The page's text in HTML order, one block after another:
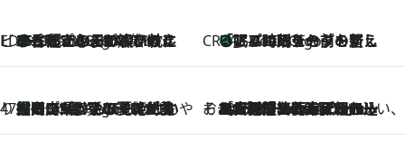
ビューティいいもの集め EDITORS' BEST
3 Hours Ago
35℃超えの日の夜、枕にひと吹き！ BAUMのルームスプレーが、ひのきの香りで心まで解きほぐす CREA'S CHOICE
3 Hours Ago
「眠る時刻をセットする」——眠りの前を整える、バルミューダの新しいアプローチ
47都道府県の手みやげ ひんやりスイーツで夏を満喫
3 Hours Ago
【岡山県】この夏絶対食べたい 冷やしておいしいおやつ3選 フルーツが主役のプリンやアイスが勢揃い そおだよおこの関西おいしい、おやつ紀行
2026.8.9
［大阪府箕面市］一皿一皿目の前で仕上げられる、料理を巧みに組み込んだアシェットデセールコース「ミチル アシェット デセール（Michiru assiette dessert）」